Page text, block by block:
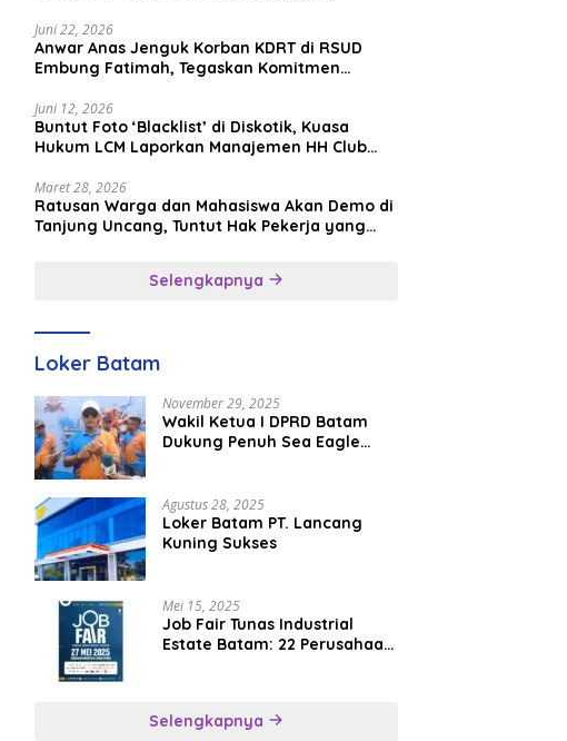
Juni 22, 2026
Anwar Anas Jenguk Korban KDRT di RSUD
Embung Fatimah, Tegaskan Komitmen
Juni 12, 2026
Buntut Foto ‘Blacklist’ di Diskotik, Kuasa
Hukum LCM Laporkan Manajemen HH Club
Maret 28, 2026
Ratusan Warga dan Mahasiswa Akan Demo di
Tanjung Uncang, Tuntut Hak Pekerja yang
Selengkapnya
Loker Batam
November 29, 2025
Wakil Ketua I DPRD Batam
Dukung Penuh Sea Eagle
Agustus 28, 2025
Loker Batam PT. Lancang
Kuning Sukses
Mei 15, 2025
Job Fair Tunas Industrial
Estate Batam: 22 Perusahaan
Selengkapnya